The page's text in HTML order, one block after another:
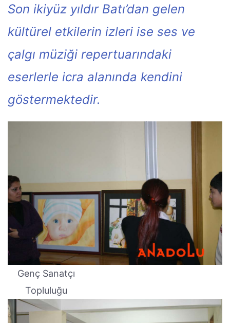
Son ikiyüz yıldır Batı’dan gelen
kültürel etkilerin izleri ise ses ve
çalgı müziği repertuarındaki
eserlerle icra alanında kendini
göstermektedir.
Genç Sanatçı
Topluluğu